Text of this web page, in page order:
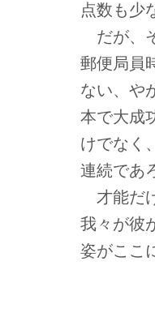
点数も少
だが、
郵便局員
ない、や
本で大成
けでなく
連続であ
才能だ
我々が彼
姿がここ